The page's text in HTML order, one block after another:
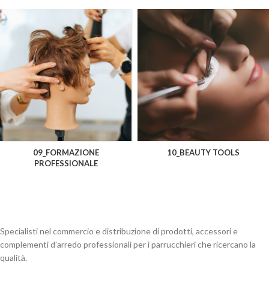
09_FORMAZIONE
PROFESSIONALE
10_BEAUTY TOOLS
Specialisti nel commercio e distribuzione di prodotti, accessori e
complementi d’arredo professionali per i parrucchieri che ricercano la
qualità.